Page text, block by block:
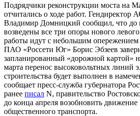
Подрядчики реконструкции моста на
отчитались о ходе работ. Гендиректор
Владимир Домницкий сообщил, что до
возведены все три опоры нового
работы идут с небольшим опережением
ПАО «Россети Юг» Борис Эбзеев
запланированный «дорожной картой»
марта перенос высоковольтных линий
строительства будет выполнен в
сообщает пресс-служба губернатора
ранее писал N, правительство
до конца апреля возобновить движение
общественного транспорта.